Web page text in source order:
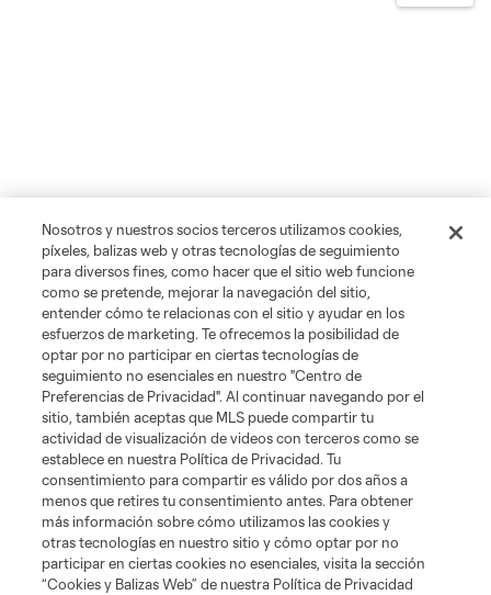
Nosotros y nuestros socios terceros utilizamos cookies,
píxeles, balizas web y otras tecnologías de seguimiento
para diversos fines, como hacer que el sitio web funcione
como se pretende, mejorar la navegación del sitio,
entender cómo te relacionas con el sitio y ayudar en los
esfuerzos de marketing. Te ofrecemos la posibilidad de
optar por no participar en ciertas tecnologías de
seguimiento no esenciales en nuestro "Centro de
Preferencias de Privacidad". Al continuar navegando por el
sitio, también aceptas que MLS puede compartir tu
actividad de visualización de videos con terceros como se
establece en nuestra Política de Privacidad. Tu
consentimiento para compartir es válido por dos años a
menos que retires tu consentimiento antes. Para obtener
más información sobre cómo utilizamos las cookies y
otras tecnologías en nuestro sitio y cómo optar por no
participar en ciertas cookies no esenciales, visita la sección
“Cookies y Balizas Web” de nuestra Política de Privacidad